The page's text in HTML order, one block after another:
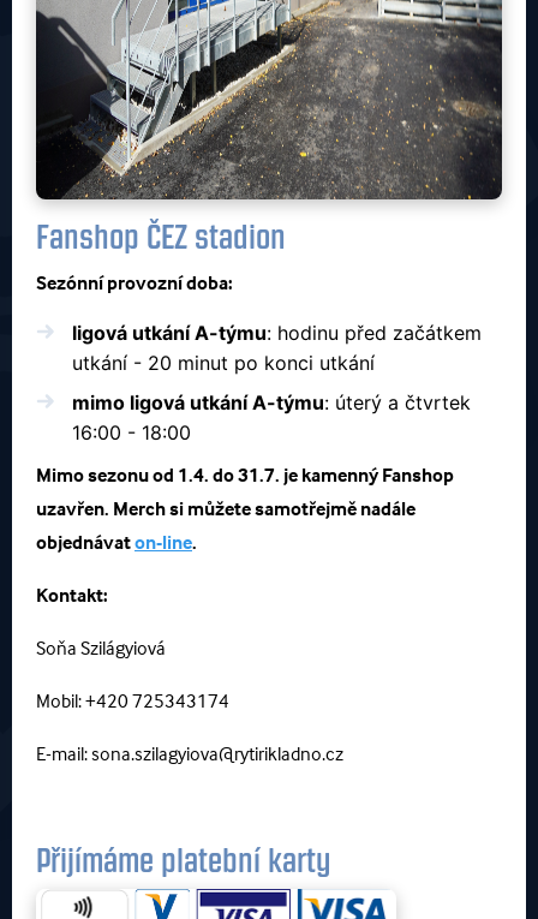
Fanshop ČEZ stadion
Sezónní provozní doba:
ligová utkání A-týmu: hodinu před začátkem
utkání - 20 minut po konci utkání
mimo ligová utkání A-týmu: úterý a čtvrtek
16:00 - 18:00
Mimo sezonu od 1.4. do 31.7. je kamenný Fanshop
uzavřen. Merch si můžete samotřejmě nadále
objednávaton-line.
Kontakt:
Soňa Szilágyiová
Mobil: +420 725343174
E-mail: sona.szilagyiova@rytirikladno.cz
Přijímáme platební karty